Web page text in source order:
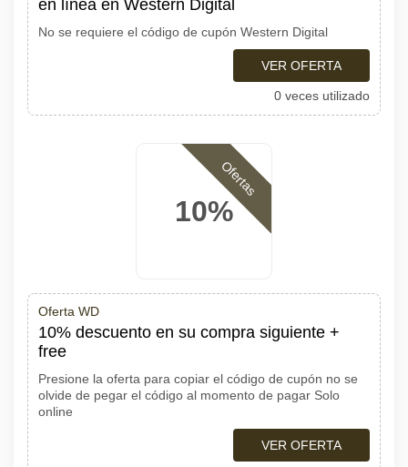
en línea en Western Digital
No se requiere el código de cupón Western Digital
VER OFERTA
0 veces utilizado
10%
Ofertas
Oferta WD
10% descuento en su compra siguiente +
free
Presione la oferta para copiar el código de cupón no se
olvide de pegar el código al momento de pagar Solo
online
VER OFERTA